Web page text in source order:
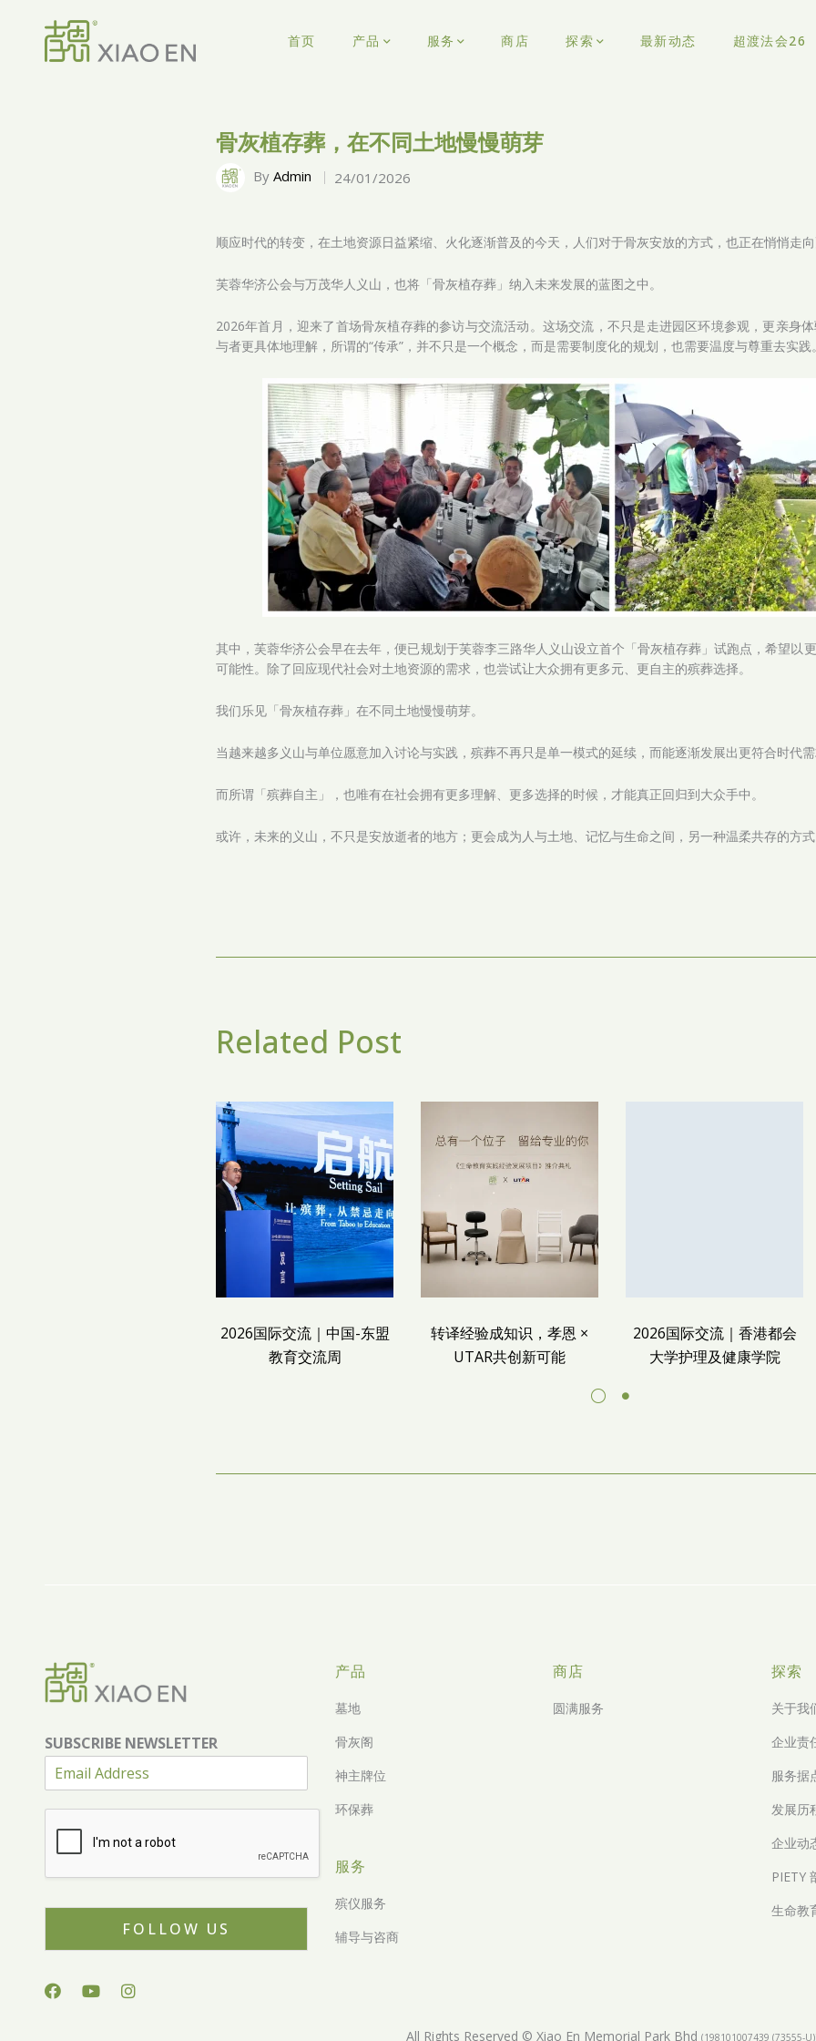
首页 产品 服务 商店 探索 最新动态 超渡法会26
骨灰植存葬，在不同土地慢慢萌芽
By Admin 24/01/2026
顺应时代的转变，在土地资源日益紧缩、火化逐渐普及的今天，人们对于骨灰安放的方式，也正在悄悄走
芙蓉华济公会与万茂华人义山，也将「骨灰植存葬」纳入未来发展的蓝图之中。
2026年首月，迎来了首场骨灰植存葬的参访与交流活动。这场交流，不只是走进园区环境参观，更亲身
与者更具体地理解，所谓的“传承”，并不只是一个概念，而是需要制度化的规划，也需要温度与尊重去实践
其中，芙蓉华济公会早在去年，便已规划于芙蓉李三路华人义山设立首个「骨灰植存葬」试跑点，希望以
可能性。除了回应现代社会对土地资源的需求，也尝试让大众拥有更多元、更自主的殡葬选择。
我们乐见「骨灰植存葬」在不同土地慢慢萌芽。
当越来越多义山与单位愿意加入讨论与实践，殡葬不再只是单一模式的延续，而能逐渐发展出更符合时代
而所谓「殡葬自主」，也唯有在社会拥有更多理解、更多选择的时候，才能真正回归到大众手中。
或许，未来的义山，不只是安放逝者的地方；更会成为人与土地、记忆与生命之间，另一种温柔共存的方
Related Post
2026国际交流｜中国-东盟
教育交流周
转译经验成知识，孝恩 ×
UTAR共创新可能
2026国际交流｜香港都会
大学护理及健康学院
SUBSCRIBE NEWSLETTER
FOLLOW US
产品
墓地
骨灰阁
神主牌位
环保葬
服务
殡仪服务
辅导与咨商
商店
圆满服务
探索
关于我
企业责
服务据
发展历
企业动
PIETY
生命教
All Rights Reserved © Xiao En Memorial Park Bhd (198101007439 (73555-